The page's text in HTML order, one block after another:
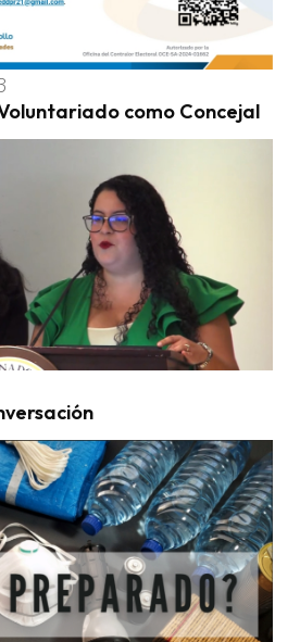
como Concejal